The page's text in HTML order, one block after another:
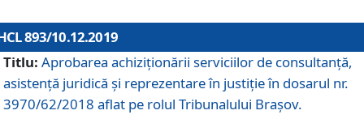
893/10.12.2019
Titlu: Aprobarea achiziţionării serviciilor de consultanţă,
asistenţă juridică şi reprezentare în justiţie în dosarul nr.
3970/62/2018 aflat pe rolul Tribunalului Braşov.